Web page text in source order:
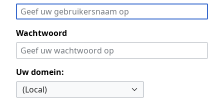
Wachtwoord
Uw domein: